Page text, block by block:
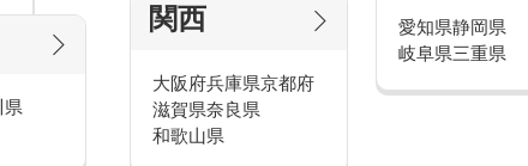
愛知県静岡県
岐阜県三重県
関西
大阪府兵庫県京都府
滋賀県奈良県
和歌山県
県